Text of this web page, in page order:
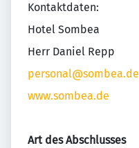
Kontaktdaten:
Hotel Sombea
Herr Daniel Repp
personal@sombea.de
www.sombea.de
Art des Abschlusses